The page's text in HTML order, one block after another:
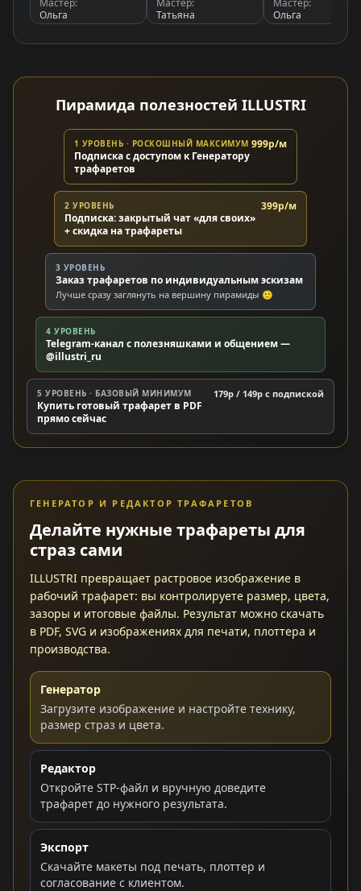
Мастер:
Ольга
Мастер:
Татьяна
Мастер:
Ольга
Пирамида полезностей ILLUSTRI
1 УРОВЕНЬ · РОСКОШНЫЙ МАКСИМУМ
Подписка с доступом к Генератору
трафаретов
999р/м
2 УРОВЕНЬ
Подписка: закрытый чат «для своих»
+ скидка на трафареты
399р/м
3 УРОВЕНЬ
Заказ трафаретов по индивидуальным эскизам
Лучше сразу заглянуть на вершину пирамиды 🙂
4 УРОВЕНЬ
Telegram-канал с полезняшками и общением —
@illustri_ru
5 УРОВЕНЬ · БАЗОВЫЙ МИНИМУМ
Купить готовый трафарет в PDF
прямо сейчас
179р / 149р c подпиской
ГЕНЕРАТОР И РЕДАКТОР ТРАФАРЕТОВ
Делайте нужные трафареты для
страз сами
ILLUSTRI превращает растровое изображение в
рабочий трафарет: вы контролируете размер, цвета,
зазоры и итоговые файлы. Результат можно скачать
в PDF, SVG и изображениях для печати, плоттера и
производства.
Генератор
Загрузите изображение и настройте технику,
размер страз и цвета.
Редактор
Откройте STP-файл и вручную доведите
трафарет до нужного результата.
Экспорт
Скачайте макеты под печать, плоттер и
согласование с клиентом.